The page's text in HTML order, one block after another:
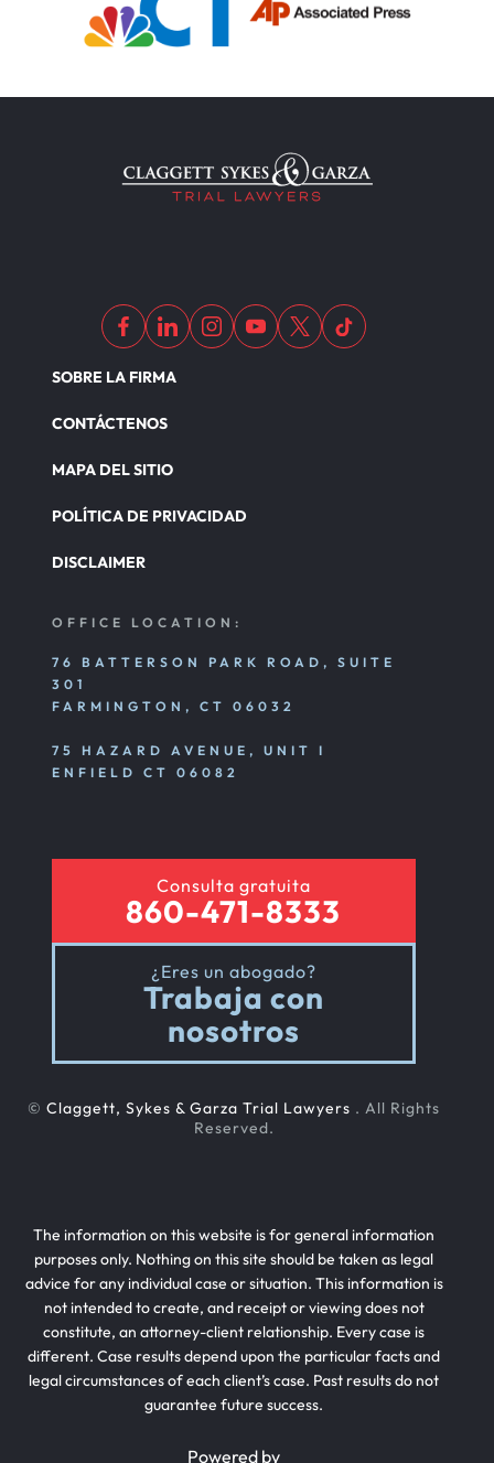
SOBRE LA FIRMA
CONTÁCTENOS
MAPA DEL SITIO
POLÍTICA DE PRIVACIDAD
DISCLAIMER
OFFICE LOCATION:
76 BATTERSON PARK ROAD, SUITE
301
FARMINGTON, CT 06032
75 HAZARD AVENUE, UNIT I
ENFIELD CT 06082
Consulta gratuita
860-471-8333
¿Eres un abogado?
Trabaja con
nosotros
© Claggett, Sykes & Garza Trial Lawyers . All Rights
Reserved.
The information on this website is for general information
purposes only. Nothing on this site should be taken as legal
advice for any individual case or situation. This information is
not intended to create, and receipt or viewing does not
constitute, an attorney-client relationship. Every case is
different. Case results depend upon the particular facts and
legal circumstances of each client’s case. Past results do not
guarantee future success.
Powered by